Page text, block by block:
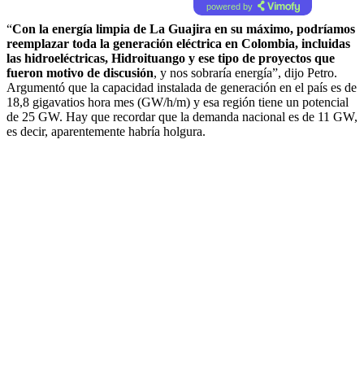
powered by
“Con la energía limpia de La Guajira en su máximo, podríamos
reemplazar toda la generación eléctrica en Colombia, incluidas
las hidroeléctricas, Hidroituango y ese tipo de proyectos que
fueron motivo de discusión, y nos sobraría energía”, dijo Petro.
Argumentó que la capacidad instalada de generación en el país es de
18,8 gigavatios hora mes (GW/h/m) y esa región tiene un potencial
de 25 GW. Hay que recordar que la demanda nacional es de 11 GW,
es decir, aparentemente habría holgura.